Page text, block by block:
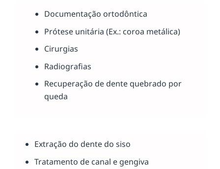
Documentação ortodôntica
Prótese unitária (Ex.: coroa metálica)
Cirurgias
Radiografias
Recuperação de dente quebrado por
queda
Extração do dente do siso
Tratamento de canal e gengiva